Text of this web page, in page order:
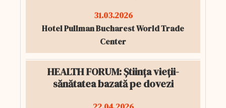
31.03.2026
Hotel Pullman Bucharest World Trade
Center
HEALTH FORUM: Știința vieții-
sănătatea bazată pe dovezi